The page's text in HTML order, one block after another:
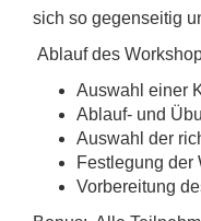
sich so gegenseitig
Ablauf des
Auswahl einer
Ablauf- und
Auswahl der
Festlegung der
Vorbereitung